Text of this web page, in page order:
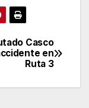
Casco
en
Ruta 3